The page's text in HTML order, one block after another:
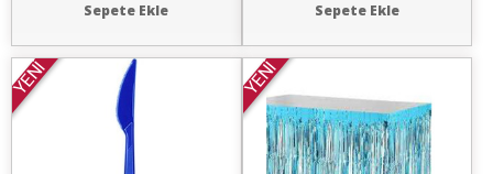
Sepete Ekle Sepete Ekle
YENİ YENİ